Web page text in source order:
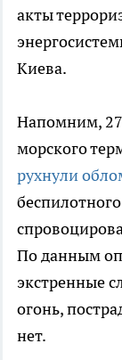
акты
Киева.
Напомним, 27
морского
рухнули
По данным
экстренные
огонь,
нет.